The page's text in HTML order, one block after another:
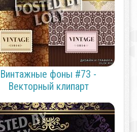
Винтажные фоны #73 -
Векторный клипарт